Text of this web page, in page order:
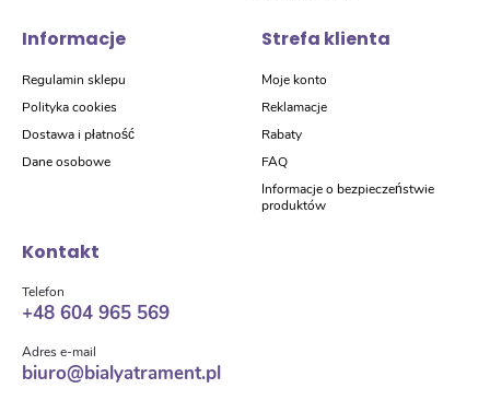
Informacje
Regulamin sklepu
Polityka cookies
Dostawa i płatność
Dane osobowe
Strefa klienta
Moje konto
Reklamacje
Rabaty
FAQ
Informacje o bezpieczeństwie
produktów
Kontakt
Telefon
+48 604 965 569
Adres e-mail
biuro@bialyatrament.pl